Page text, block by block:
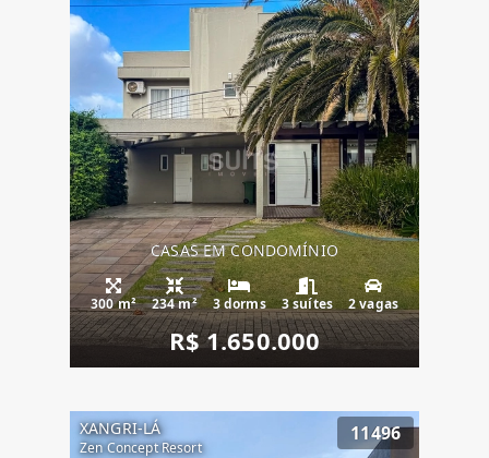
CASAS EM CONDOMÍNIO
300 m² 234 m² 3 dorms 3 suítes 2 vagas
R$ 1.650.000
XANGRI-LÁ
Zen Concept Resort
11496